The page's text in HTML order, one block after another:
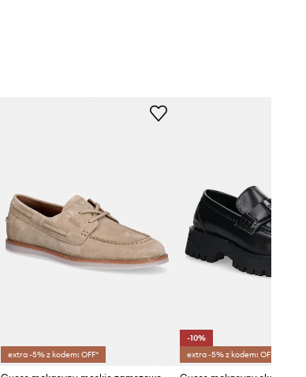
extra -5% z kodem: OFF*
-10%
extra -5% z kodem: OFF*